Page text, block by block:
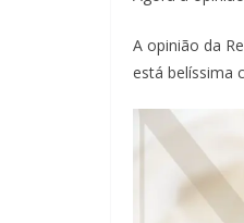
A opinião da
está belíssima